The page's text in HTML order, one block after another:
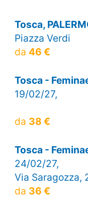
Tosca,
Piazza Verdi
da 46 €
Tosca -
19/02/27,
da 38 €
Tosca -
24/02/27,
Via Saragozza,
da 36 €